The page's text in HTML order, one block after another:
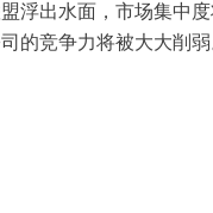
浮出水面，市场集中
的竞争力将被大大削